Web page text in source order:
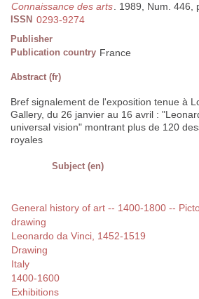
Connaissance des arts. 1989, Num. 446,
ISSN 0293-9274
Publisher
Publication country France
Abstract (fr)
Bref signalement de l'exposition tenue à
Gallery, du 26 janvier au 16 avril :
universal vision" montrant plus de 120
royales
Subject (en)
General history of art -- 1400-1800 --
drawing
Leonardo da Vinci, 1452-1519
Drawing
Italy
1400-1600
Exhibitions